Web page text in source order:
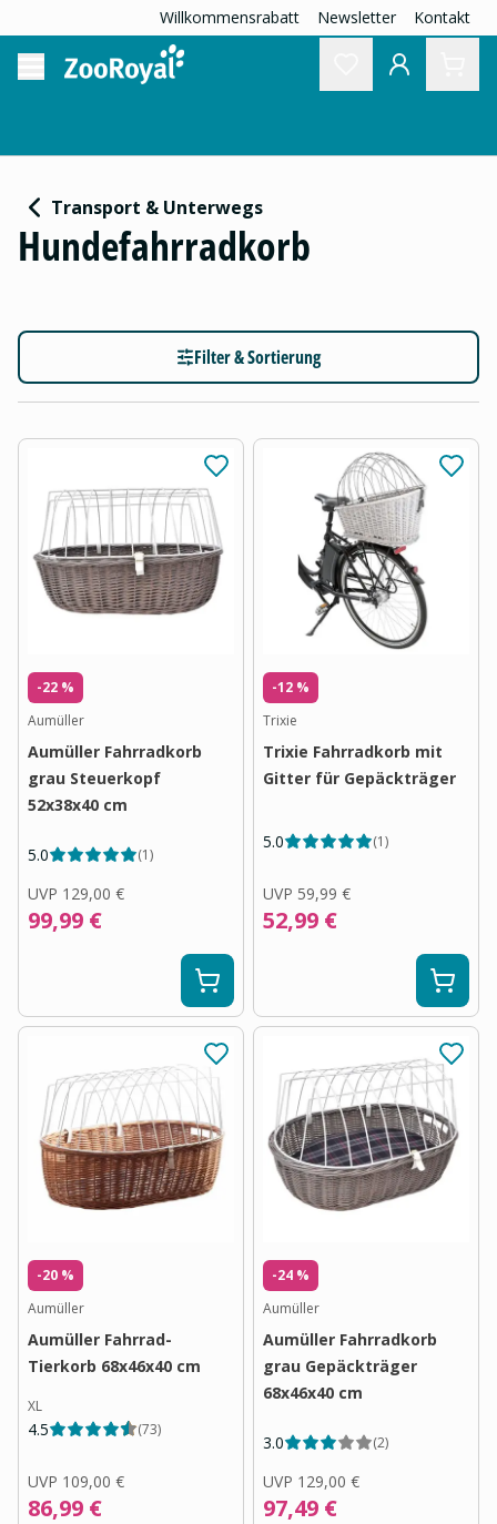
Willkommensrabatt Newsletter Kontakt
Transport & Unterwegs
Hundefahrradkorb
Filter & Sortierung
-22 %
Aumüller
Aumüller Fahrradkorb
grau Steuerkopf
52x38x40 cm
5.0 (1)
UVP 129,00 €
99,99 €
-12 %
Trixie
Trixie Fahrradkorb mit
Gitter für Gepäckträger
5.0 (1)
UVP 59,99 €
52,99 €
-20 %
Aumüller
Aumüller Fahrrad-
Tierkorb 68x46x40 cm
XL
4.5 (73)
UVP 109,00 €
86,99 €
-24 %
Aumüller
Aumüller Fahrradkorb
grau Gepäckträger
68x46x40 cm
3.0 (2)
UVP 129,00 €
97,49 €